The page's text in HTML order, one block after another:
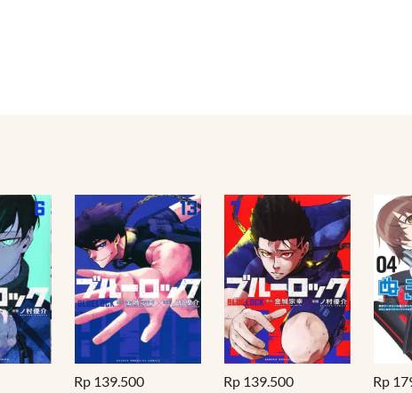
Rp 139.500 Rp 139.500 Rp